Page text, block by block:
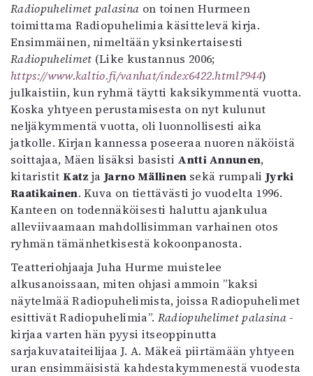
Info
Tilaus ja irtonumerot
Yhteistyössä
Toimitus
Mediatiedot
Kaltio ry
Radiopuhelimet palasina on toinen Hurmeen
toimittama Radiopuhelimia käsittelevä kirja.
Ensimmäinen, nimeltään yksinkertaisesti
Radiopuhelimet (Like kustannus 2006;
https://www.kaltio.fi/vanhat/index6422.html?944)
julkaistiin, kun ryhmä täytti kaksikymmentä vuotta.
Koska yhtyeen perustamisesta on nyt kulunut
neljäkymmentä vuotta, oli luonnollisesti aika
jatkolle. Kirjan kannessa poseeraa nuoren näköistä
soittajaa, Mäen lisäksi basisti Antti Annunen,
kitaristit KatzjaJarno Mällinen sekä rumpaliJyrki
Raatikainen. Kuva on tiettävästi jo vuodelta 1996.
Kanteen on todennäköisesti haluttu ajankulua
alleviivaamaan mahdollisimman varhainen otos
ryhmän tämänhetkisestä kokoonpanosta.
Teatteriohjaaja Juha Hurme muistelee
alkusanoissaan, miten ohjasi ammoin ”kaksi
näytelmää Radiopuhelimista, joissa Radiopuhelimet
esittivät Radiopuhelimia”. Radiopuhelimet palasina -
kirjaa varten hän pyysi itseoppinutta
sarjakuvataiteilijaa J. A. Mäkeä piirtämään yhtyeen
uran ensimmäisistä kahdestakymmenestä vuodesta